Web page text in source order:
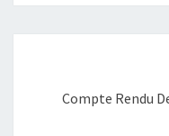
Compte Rendu